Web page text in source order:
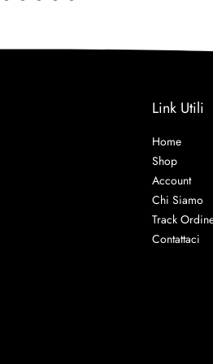
Link Utili
Home
Shop
Account
Chi Siamo
Track
Contattaci